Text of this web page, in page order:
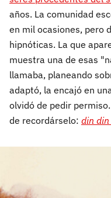
años. La comunidad
en mil ocasiones, pero
hipnóticas. La que
muestra una de esas
llamaba, planeando
adaptó, la encajó en
olvidó de pedir
de recordárselo: din